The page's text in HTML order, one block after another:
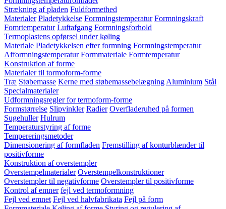
Strækning af pladen Fuldformethed
Materialer Pladetykkelse Formningstemperatur Formningskraft
Fomrtemperatur Luftafgang Formningsforhold
Termoplastens opførsel under køling
Materiale Pladetykkelsen efter formning Formningstemperatur
Afformningstemperatur Formmateriale Formtemperatur
Konstruktion af forme
Materialer til tormoform-forme
Træ Støbemasse Kerne med støbemassebelægning Aluminium Stål
Specialmaterialer
Udformningsregler for termoform-forme
Formstørrelse Slipvinkler Radier Overfladeruhed på formen
Sugehuller Hulrum
Temperaturstyring af forme
Tempereringsmetoder
Dimensionering af formfladen Fremstilling af konturblænder til
positivforme
Konstruktion af overstempler
Overstempelmaterialer Overstempelkonstruktioner
Overstempler til negativforme Overstempler til positivforme
Kontrol af emner fejl ved termoformning
Fejl ved emnet Fejl ved halvfabrikata Fejl på form